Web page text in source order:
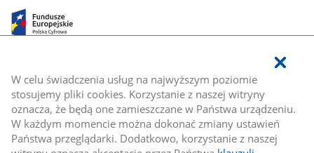
W celu świadczenia usług na najwyższym poziomie
stosujemy pliki cookies. Korzystanie z naszej witryny
oznacza, że będą one zamieszczane w Państwa urządzeniu.
W każdym momencie można dokonać zmiany ustawień
Państwa przeglądarki. Dodatkowo, korzystanie z naszej